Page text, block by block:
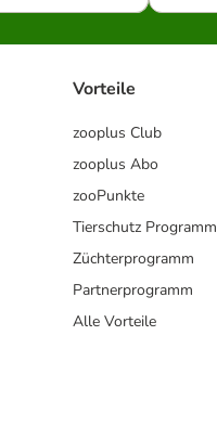
Vorteile
zooplus Club
zooplus Abo
zooPunkte
Tierschutz Programm
Züchterprogramm
Partnerprogramm
Alle Vorteile